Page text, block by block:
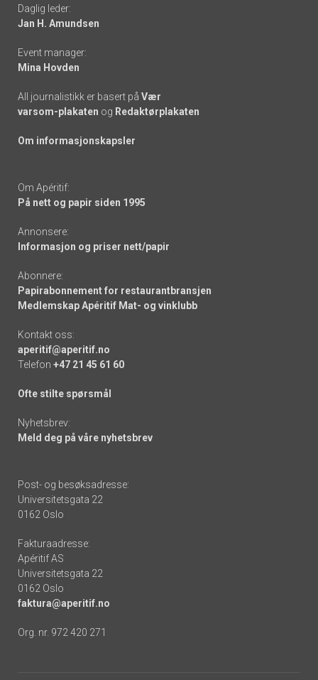
links
Daglig leder:
Jan H. Amundsen
Event manager:
Mina Hovden
All journalistikk er basert på Vær
varsom-plakaten og Redaktørplakaten
Om informasjonskapsler
Om Apéritif:
På nett og papir siden 1995
Annonsere:
Informasjon og priser nett/papir
Abonnere:
Papirabonnement for restaurantbransjen
Medlemskap Apéritif Mat- og vinklubb
Kontakt oss:
aperitif@aperitif.no
Telefon +47 21 45 61 60
Ofte stilte spørsmål
Nyhetsbrev:
Meld deg på våre nyhetsbrev
Post- og besøksadresse:
Universitetsgata 22
0162 Oslo
Fakturaadresse:
Apéritif AS
Universitetsgata 22
0162 Oslo
faktura@aperitif.no
Org. nr. 972 420 271